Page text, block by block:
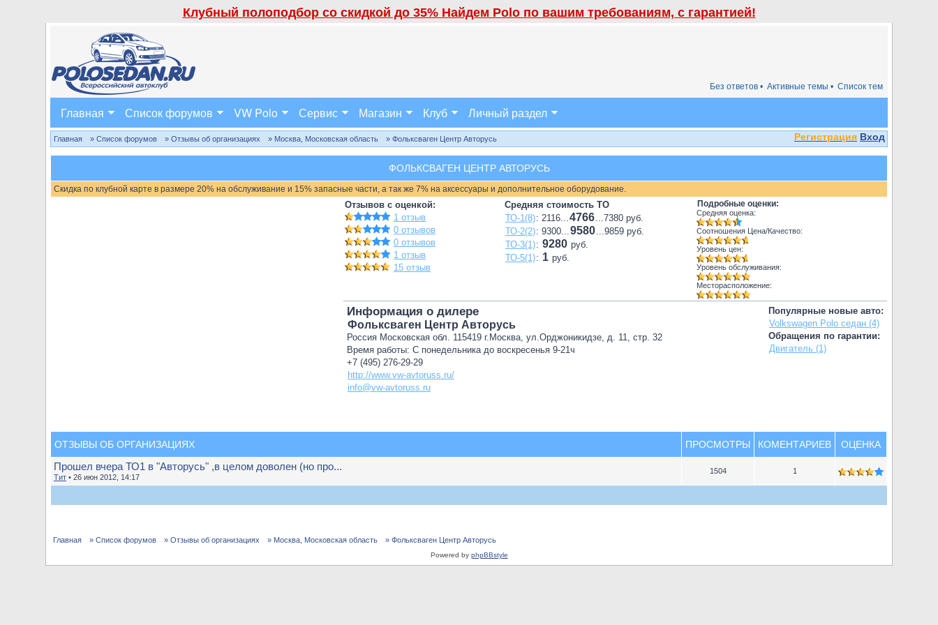
Клубный полоподбор со скидкой до 35% Найдем Polo по вашим требованиям, с гарантией!
Список тем
Активные темы •
Без ответов •
Главная Список форумов VW Polo Сервис Магазин Клуб Личный раздел
Регистрация Вход
Главная » Список форумов » Отзывы об организациях » Москва, Московская область » Фольксваген Центр Авторусь
ФОЛЬКСВАГЕН ЦЕНТР АВТОРУСЬ
Скидка по клубной карте в размере 20% на обслуживание и 15% запасные части, а так же 7% на аксессуары и дополнительное оборудование.
Отзывов с оценкой:
1 отзыв
0 отзывов
0 отзывов
1 отзыв
15 отзыв
Средняя стоимость ТО
ТО-1(8): 2116...4766...7380 руб.
ТО-2(2): 9300...9580...9859 руб.
ТО-3(1): 9280 руб.
ТО-5(1): 1 руб.
Подробные оценки:
Средняя оценка:
Соотношения Цена/Качество:
Уровень цен:
Уровень обслуживания:
Месторасположение:
Популярные новые авто:
Volkswagen Polo седан (4)
Обращения по гарантии:
Двигатель (1)
Информация о дилере
Фольксваген Центр Авторусь
Россия Московская обл. 115419 г.Москва, ул.Орджоникидзе, д. 11, стр. 32
Время работы: С понедельника до воскресенья 9-21ч
+7 (495) 276-29-29
http://www.vw-avtoruss.ru/
info@vw-avtoruss.ru
ОТЗЫВЫ ОБ ОРГАНИЗАЦИЯХ ПРОСМОТРЫ КОМЕНТАРИЕВ ОЦЕНКА
Прошел вчера ТО1 в "Авторусь" ,в целом доволен (но про...
Тит • 26 июн 2012, 14:17
1504 1
Главная » Список форумов » Отзывы об организациях » Москва, Московская область » Фольксваген Центр Авторусь
Powered by phpBBstyle